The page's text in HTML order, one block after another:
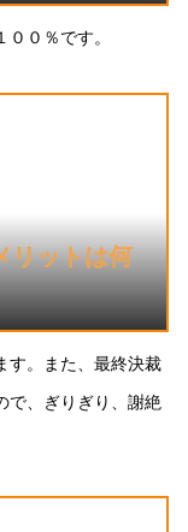
０％です。
リットは何
す。また、最終決裁
で、ぎりぎり、謝絶